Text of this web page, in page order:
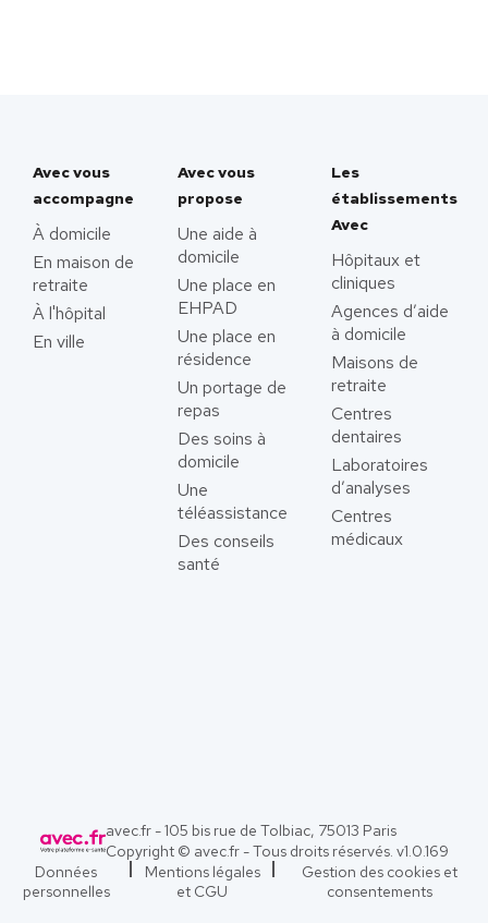
Avec vous
accompagne
À domicile
En maison de
retraite
À l'hôpital
En ville
Avec vous
propose
Une aide à
domicile
Une place en
EHPAD
Une place en
résidence
Un portage de
repas
Des soins à
domicile
Une
téléassistance
Des conseils
santé
Les
établissements
Avec
Hôpitaux et
cliniques
Agences d’aide
à domicile
Maisons de
retraite
Centres
dentaires
Laboratoires
d’analyses
Centres
médicaux
avec.fr - 105 bis rue de Tolbiac, 75013 Paris
Copyright © avec.fr - Tous droits réservés. v1.0.169
Données
personnelles
Mentions légales
et CGU
Gestion des cookies et
consentements